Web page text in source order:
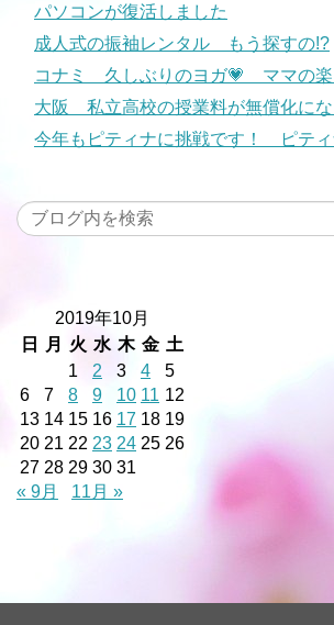
パソコンが復活しました
成人式の振袖レンタル もう探すの!?
コナミ 久しぶりのヨガ💗 ママの楽
大阪 私立高校の授業料が無償化にな
今年もピティナに挑戦です！ ピテ
2019年10月
日
月 火 水 木 金 土
1
2 3 4
5
6
7 8 9 10 11 12
13 14 15 16 17 18 19
20 21 22 23 24 25 26
27 28 29 30 31
« 9月
11月 »